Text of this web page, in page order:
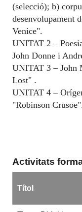
(selecció); b)
desenvolupament
Venice".
UNITAT 2 –
John Donne i
UNITAT 3 – John
Lost" .
UNITAT 4 –
"Robinson
Activitats
Títol